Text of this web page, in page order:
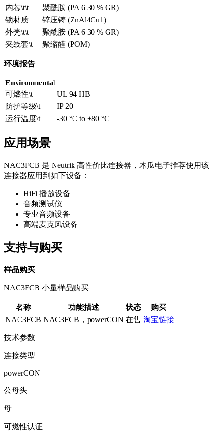
内芯\t\t
聚酰胺 (PA 6 30 % GR)
锁材质
锌压铸 (ZnAl4Cu1)
外壳\t\t
聚酰胺 (PA 6 30 % GR)
夹线套\t
聚缩醛 (POM)
环境报告
Environmental
可燃性\t
UL 94 HB
防护等级\t
IP 20
运行温度\t
-30 °C to +80 °C
应用场景
NAC3FCB 是 Neutrik 高性价比连接器，木瓜电子推荐使用该
连接器应用到如下设备：
HiFi 播放设备
音频测试仪
专业音频设备
高端麦克风设备
支持与购买
样品购买
NAC3FCB 小量样品购买
名称 功能描述 状态
购买
NAC3FCB NAC3FCB，powerCON 在售 淘宝链接
技术参数
连接类型
powerCON
公母头
母
可燃性认证